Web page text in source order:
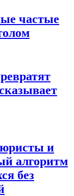
частые
юристы и
алгоритм
без